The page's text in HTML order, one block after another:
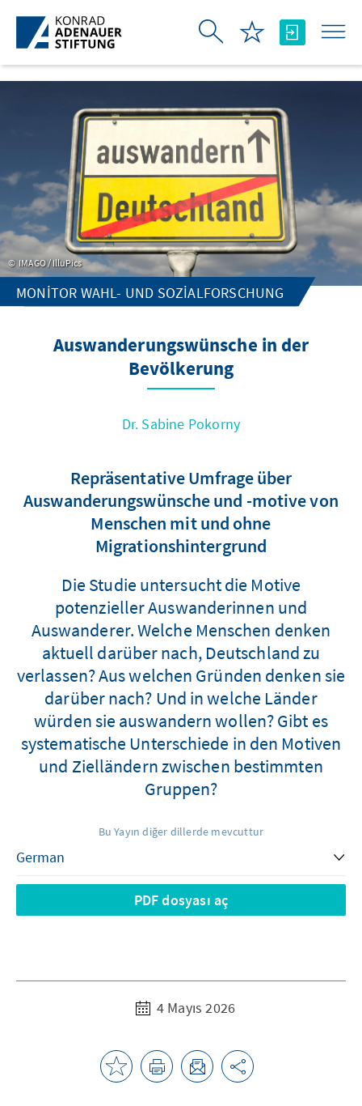
Skip to Main Content
IMAGO / IlluPics
MONITOR WAHL- UND SOZIALFORSCHUNG
Auswanderungswünsche in der
Bevölkerung
Dr. Sabine Pokorny
Repräsentative Umfrage über
Auswanderungswünsche und -motive von
Menschen mit und ohne
Migrationshintergrund
Die Studie untersucht die Motive
potenzieller Auswanderinnen und
Auswanderer. Welche Menschen denken
aktuell darüber nach, Deutschland zu
verlassen? Aus welchen Gründen denken sie
darüber nach? Und in welche Länder
würden sie auswandern wollen? Gibt es
systematische Unterschiede in den Motiven
und Zielländern zwischen bestimmten
Gruppen?
Bu Yayın diğer dillerde mevcuttur
PDF dosyası aç
4 Mayıs 2026